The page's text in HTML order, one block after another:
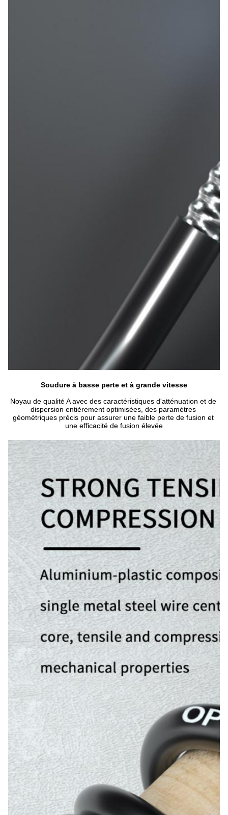
Soudure à basse perte et à grande vitesse
Noyau de qualité A avec des caractéristiques d'atténuation et de
dispersion entièrement optimisées, des paramètres
géométriques précis pour assurer une faible perte de fusion et
une efficacité de fusion élevée